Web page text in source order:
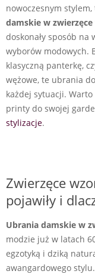
nowoczesnym
damskie w
doskonały sposób na
wyborów modowych.
klasyczną panterkę,
wężowe, te ubrania
każdej sytuacji.
printy do swojej
stylizacje.
Zwierzęce
pojawiły i
Ubrania damskie w
modzie już w latach
egzotyką i dziką
awangardowego